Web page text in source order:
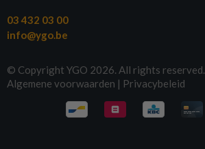
03 432 03 00
info@ygo.be
© Copyright YGO 2026. All rights reserved.
Algemene voorwaarden | Privacybeleid